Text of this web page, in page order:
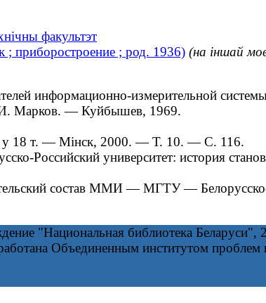
факультэт
; приборостроение ; род. 1936) (на іншай
информационно-измерительной
И. Марков. ― Куйбышев, 1969.
: у 18 т. — Мінск, 2000. — Т. 10. — С. 116.
университет: история
состав ММИ — МГТУ —
"Национальная библиотека Беларуси",
Объединенным институтом